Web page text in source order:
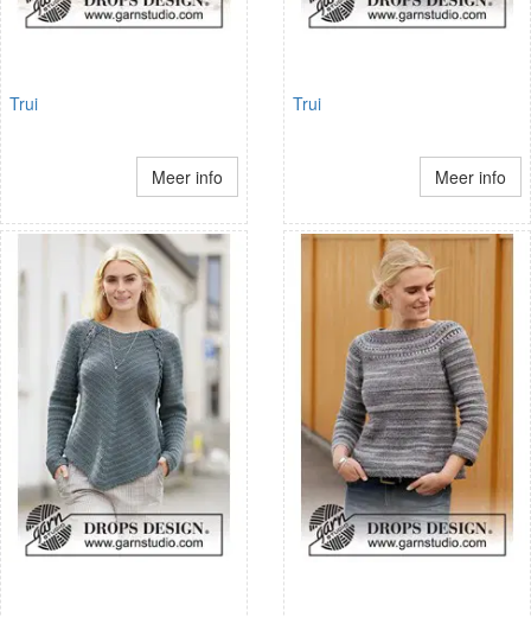
Trui
Meer info
Trui
Meer info